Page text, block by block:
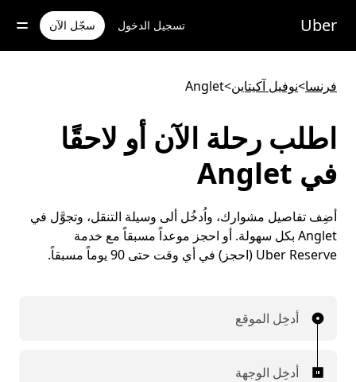
للوصول
المحتوى
Uber تسجيل الدخول سجّل الآن
فرنسا>نوفيل آكيتاين>
Anglet
اطلب رحلة الآن أو لاحقًا
في Anglet
أضِف تفاصيل مشوارك، واُدخُل ألى وسيلة التنقل، وتجوَّل في
Anglet بكل سهولة. أو احجز موعداً مسبقاً مع خدمة
Uber Reserve (احجز) في أي وقت حتى 90 يوماً مسبقاً.
أدخِل الموقع
أدخِل الوجهة